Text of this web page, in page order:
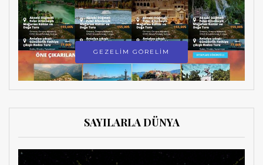
GEZELİM GÖRELİM
SAYILARLA DÜNYA